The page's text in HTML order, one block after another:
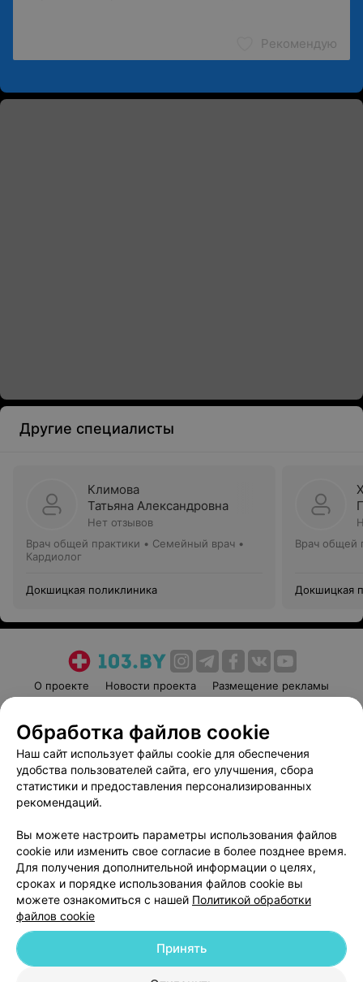
Рекомендую
Другие специалисты
Климова
Татьяна Александровна
Нет отзывов
Врач общей практики • Семейный врач •
Кардиолог
Докшицкая поликлиника
Врач общей
Докшицкая
О проекте Новости проекта
Размещение рекламы
Пользовательское соглашение
Способы оплаты
Вакансии
Партнеры
Написать руководителю 103.by
Обработка персональных данных
© 2026 ООО «Артокс Лаб», УНП 191700409
| 220012, Республика Беларусь,
Обработка файлов cookie
Наш сайт использует файлы cookie для обеспечения
удобства пользователей сайта, его улучшения, сбора
статистики и предоставления персонализированных
рекомендаций.
Вы можете настроить параметры использования файлов
cookie или изменить свое согласие в более позднее время.
Для получения дополнительной информации о целях,
сроках и порядке использования файлов cookie вы
можете ознакомиться с нашей Политикой обработки
файлов cookie
Принять